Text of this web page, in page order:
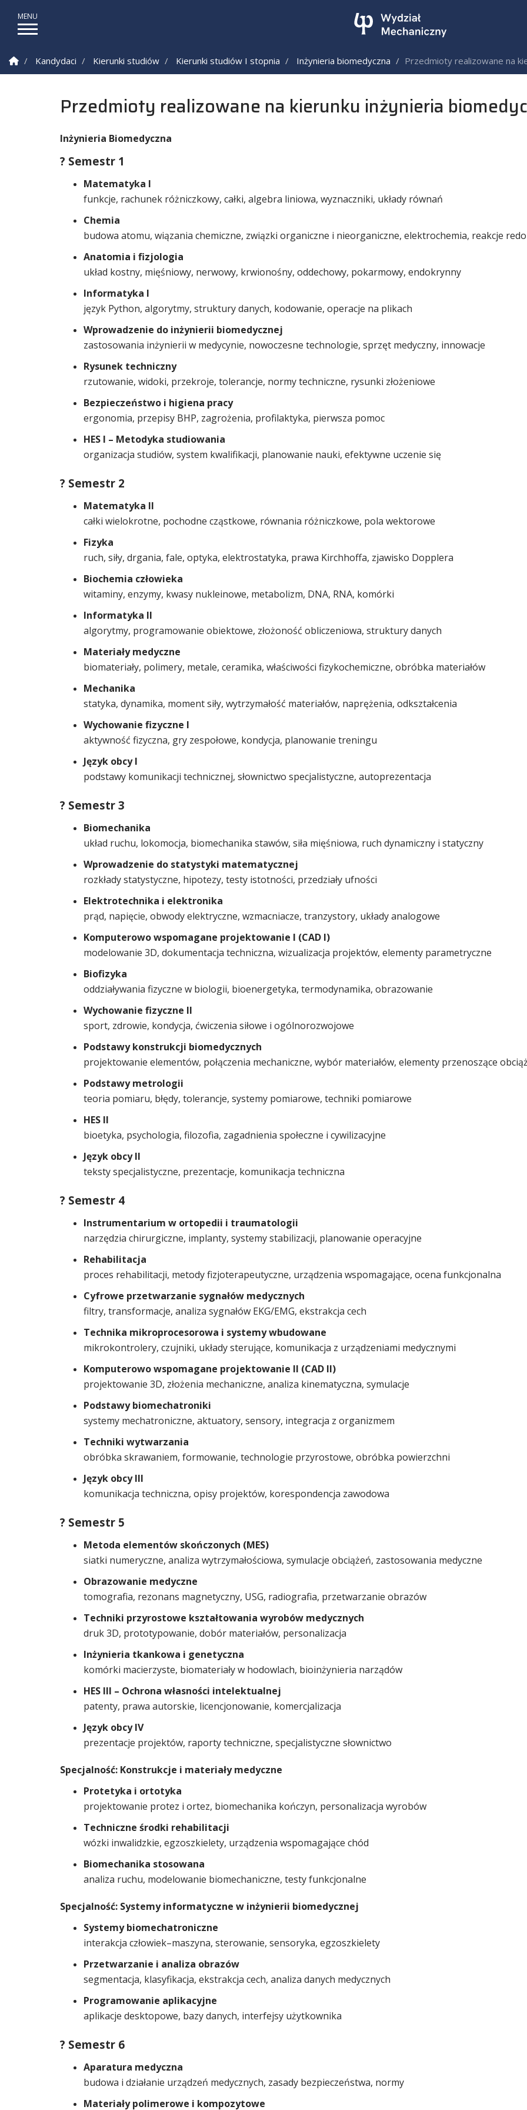
Strona Główna
Kandydaci Kierunki studiów Kierunki studiów I stopnia Inżynieria biomedyczna Przedmioty realizowane na
Przedmioty realizowane na kierunku inżynieria
Inżynieria Biomedyczna
? Semestr 1
Matematyka I
funkcje, rachunek różniczkowy, całki, algebra liniowa, wyznaczniki, układy równań
Chemia
budowa atomu, wiązania chemiczne, związki organiczne i nieorganiczne, elektrochemia, reakcje
Anatomia i fizjologia
układ kostny, mięśniowy, nerwowy, krwionośny, oddechowy, pokarmowy, endokrynny
Informatyka I
język Python, algorytmy, struktury danych, kodowanie, operacje na plikach
Wprowadzenie do inżynierii biomedycznej
zastosowania inżynierii w medycynie, nowoczesne technologie, sprzęt medyczny, innowacje
Rysunek techniczny
rzutowanie, widoki, przekroje, tolerancje, normy techniczne, rysunki złożeniowe
Bezpieczeństwo i higiena pracy
ergonomia, przepisy BHP, zagrożenia, profilaktyka, pierwsza pomoc
HES I – Metodyka studiowania
organizacja studiów, system kwalifikacji, planowanie nauki, efektywne uczenie się
? Semestr 2
Matematyka II
całki wielokrotne, pochodne cząstkowe, równania różniczkowe, pola wektorowe
Fizyka
ruch, siły, drgania, fale, optyka, elektrostatyka, prawa Kirchhoffa, zjawisko Dopplera
Biochemia człowieka
witaminy, enzymy, kwasy nukleinowe, metabolizm, DNA, RNA, komórki
Informatyka II
algorytmy, programowanie obiektowe, złożoność obliczeniowa, struktury danych
Materiały medyczne
biomateriały, polimery, metale, ceramika, właściwości fizykochemiczne, obróbka materiałów
Mechanika
statyka, dynamika, moment siły, wytrzymałość materiałów, naprężenia, odkształcenia
Wychowanie fizyczne I
aktywność fizyczna, gry zespołowe, kondycja, planowanie treningu
Język obcy I
podstawy komunikacji technicznej, słownictwo specjalistyczne, autoprezentacja
? Semestr 3
Biomechanika
układ ruchu, lokomocja, biomechanika stawów, siła mięśniowa, ruch dynamiczny i statyczny
Wprowadzenie do statystyki matematycznej
rozkłady statystyczne, hipotezy, testy istotności, przedziały ufności
Elektrotechnika i elektronika
prąd, napięcie, obwody elektryczne, wzmacniacze, tranzystory, układy analogowe
Komputerowo wspomagane projektowanie I (CAD I)
modelowanie 3D, dokumentacja techniczna, wizualizacja projektów, elementy parametryczne
Biofizyka
oddziaływania fizyczne w biologii, bioenergetyka, termodynamika, obrazowanie
Wychowanie fizyczne II
sport, zdrowie, kondycja, ćwiczenia siłowe i ogólnorozwojowe
Podstawy konstrukcji biomedycznych
projektowanie elementów, połączenia mechaniczne, wybór materiałów, elementy przenoszące
Podstawy metrologii
teoria pomiaru, błędy, tolerancje, systemy pomiarowe, techniki pomiarowe
HES II
bioetyka, psychologia, filozofia, zagadnienia społeczne i cywilizacyjne
Język obcy II
teksty specjalistyczne, prezentacje, komunikacja techniczna
? Semestr 4
Instrumentarium w ortopedii i traumatologii
narzędzia chirurgiczne, implanty, systemy stabilizacji, planowanie operacyjne
Rehabilitacja
proces rehabilitacji, metody fizjoterapeutyczne, urządzenia wspomagające, ocena funkcjonalna
Cyfrowe przetwarzanie sygnałów medycznych
filtry, transformacje, analiza sygnałów EKG/EMG, ekstrakcja cech
Technika mikroprocesorowa i systemy wbudowane
mikrokontrolery, czujniki, układy sterujące, komunikacja z urządzeniami medycznymi
Komputerowo wspomagane projektowanie II (CAD II)
projektowanie 3D, złożenia mechaniczne, analiza kinematyczna, symulacje
Podstawy biomechatroniki
systemy mechatroniczne, aktuatory, sensory, integracja z organizmem
Techniki wytwarzania
obróbka skrawaniem, formowanie, technologie przyrostowe, obróbka powierzchni
Język obcy III
komunikacja techniczna, opisy projektów, korespondencja zawodowa
? Semestr 5
Metoda elementów skończonych (MES)
siatki numeryczne, analiza wytrzymałościowa, symulacje obciążeń, zastosowania medyczne
Obrazowanie medyczne
tomografia, rezonans magnetyczny, USG, radiografia, przetwarzanie obrazów
Techniki przyrostowe kształtowania wyrobów medycznych
druk 3D, prototypowanie, dobór materiałów, personalizacja
Inżynieria tkankowa i genetyczna
komórki macierzyste, biomateriały w hodowlach, bioinżynieria narządów
HES III – Ochrona własności intelektualnej
patenty, prawa autorskie, licencjonowanie, komercjalizacja
Język obcy IV
prezentacje projektów, raporty techniczne, specjalistyczne słownictwo
Specjalność: Konstrukcje i materiały medyczne
Protetyka i ortotyka
projektowanie protez i ortez, biomechanika kończyn, personalizacja wyrobów
Techniczne środki rehabilitacji
wózki inwalidzkie, egzoszkielety, urządzenia wspomagające chód
Biomechanika stosowana
analiza ruchu, modelowanie biomechaniczne, testy funkcjonalne
Specjalność: Systemy informatyczne w inżynierii biomedycznej
Systemy biomechatroniczne
interakcja człowiek–maszyna, sterowanie, sensoryka, egzoszkielety
Przetwarzanie i analiza obrazów
segmentacja, klasyfikacja, ekstrakcja cech, analiza danych medycznych
Programowanie aplikacyjne
aplikacje desktopowe, bazy danych, interfejsy użytkownika
? Semestr 6
Aparatura medyczna
budowa i działanie urządzeń medycznych, zasady bezpieczeństwa, normy
Materiały polimerowe i kompozytowe